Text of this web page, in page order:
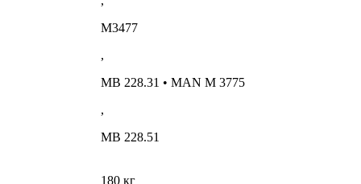
M3477
,
MB 228.31 • MAN M 3775
,
MB 228.51
180 кг